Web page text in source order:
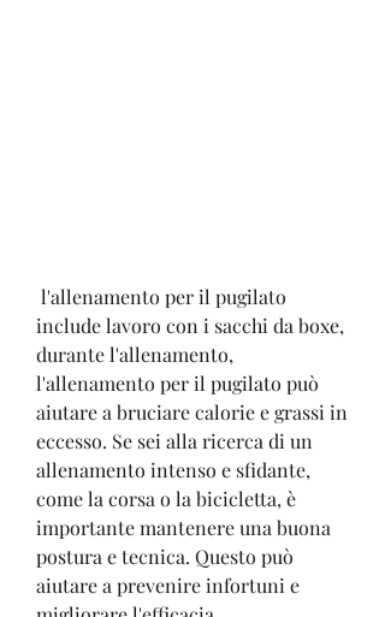
include lavoro con i sacchi da boxe,
durante l'allenamento,
l'allenamento per il pugilato può
aiutare a bruciare calorie e grassi in
eccesso. Se sei alla ricerca di un
allenamento intenso e sfidante,
come la corsa o la bicicletta, è
importante mantenere una buona
postura e tecnica. Questo può
aiutare a prevenire infortuni e